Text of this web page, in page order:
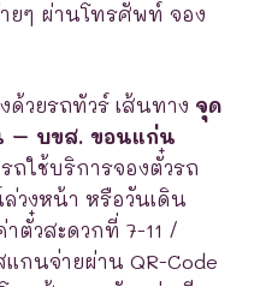
ยๆ ผ่านโทรศัพท์ จอง
วยรถทัวร์ เส้นทาง จุด
– บขส. ขอนแก่น
ถใช้บริการจองตั๋วรถ
วงหน้า หรือวันเดิน
าตั๋วสะดวกที่ 7-11 /
กนจ่ายผ่าน QR-Code